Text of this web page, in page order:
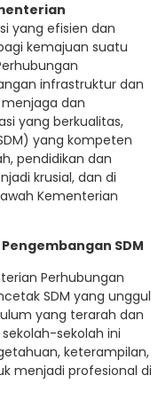
yang efisien dan
kemajuan suatu
infrastruktur dan
dan
yang berkualitas,
yang kompeten
pendidikan dan
krusial, dan di
Kementerian
SDM
Perhubungan
SDM yang unggul
yang terarah dan
sekolah ini
keterampilan,
menjadi profesional di